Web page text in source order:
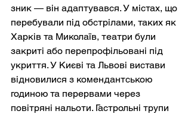
зник — він адаптувався. У містах, що
перебували під обстрілами, таких як
Харків та Миколаїв, театри були
закриті або перепрофільовані під
укриття. У Києві та Львові вистави
відновилися з комендантською
годиною та перервами через
повітряні нальоти. Гастрольні трупи